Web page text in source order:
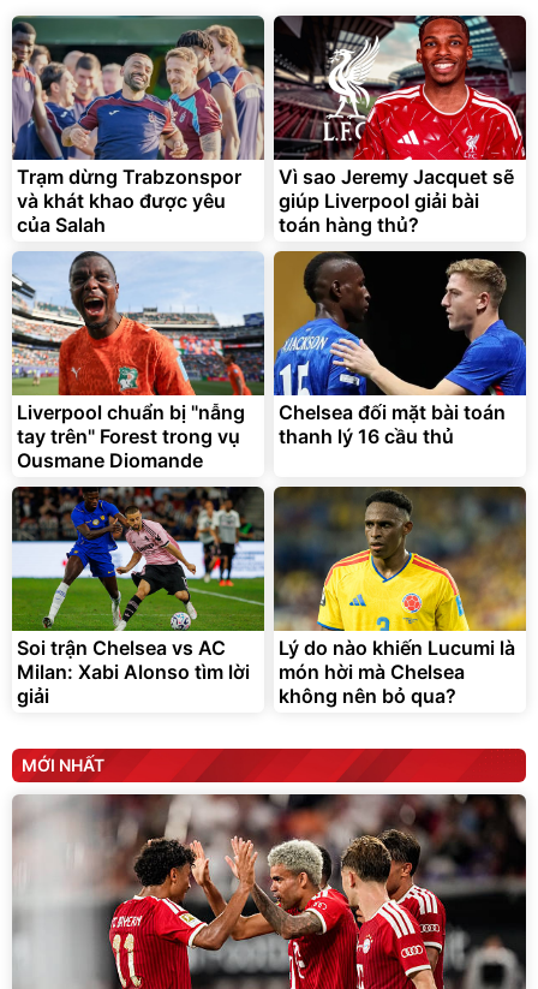
Trạm dừng Trabzonspor
và khát khao được yêu
của Salah
Vì sao Jeremy Jacquet sẽ
giúp Liverpool giải bài
toán hàng thủ?
Liverpool chuẩn bị "nẫng
tay trên" Forest trong vụ
Ousmane Diomande
Chelsea đối mặt bài toán
thanh lý 16 cầu thủ
Soi trận Chelsea vs AC
Milan: Xabi Alonso tìm lời
giải
Lý do nào khiến Lucumi là
món hời mà Chelsea
không nên bỏ qua?
MỚI NHẤT